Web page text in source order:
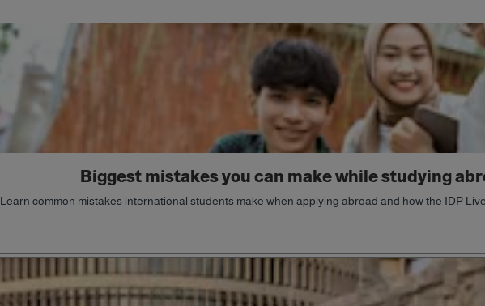
Biggest mistakes you can make while studying
Learn common mistakes international students make when applying abroad and how the IDP